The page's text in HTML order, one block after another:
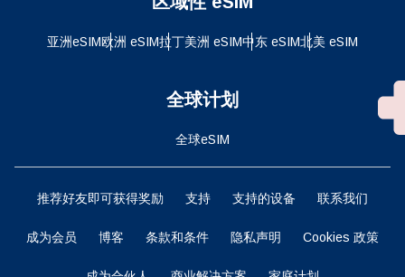
亚洲eSIM欧洲 eSIM拉丁美洲 eSIM中东 eSIM北美 eSIM
全球计划
全球eSIM
推荐好友即可获得奖励 支持 支持的设备 联系我们
成为会员 博客 条款和条件 隐私声明 Cookies 政策